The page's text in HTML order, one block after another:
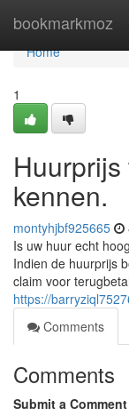
bookmarkmoz
Home
Home
1
kennen.
montyhjbf925665
Is uw huur echt
Indien de huurprijs
claim voor
https://
Comments
Comments
Submit a Comment